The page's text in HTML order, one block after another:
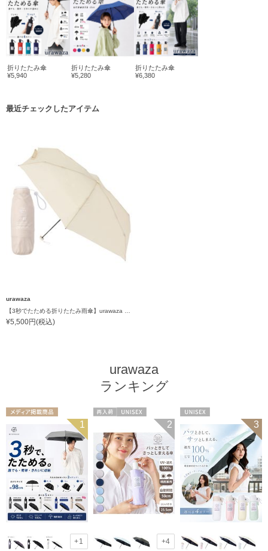
折りたたみ傘
¥5,940
折りたたみ傘
¥5,280
折りたたみ傘
¥6,380
最近チェックしたアイテム
urawaza
¥5,500円(税込)
urawaza
ランキング
品
UNISEX 1
+1
2
+4
3